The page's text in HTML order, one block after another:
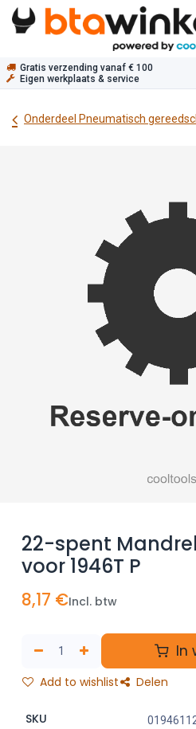
Overslaan naar inhoud
Gratis verzending vanaf € 100
Eigen werkplaats & service
Onderdeel Pneumatisch
22-spent
voor 1946T P
8,17 €Incl. btw
In
Add to wishlist Delen
SKU